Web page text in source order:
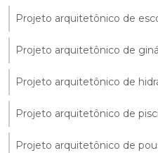
Projeto arquitetônico de
Projeto arquitetônico de
Projeto arquitetônico de
Projeto arquitetônico de
Projeto arquitetônico de